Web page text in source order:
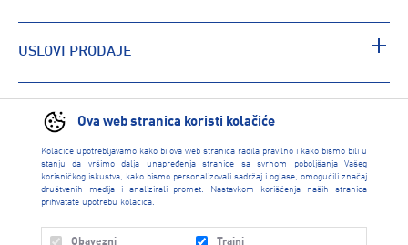
Ova web stranica koristi kolačiće
Kolačiće upotrebljavamo kako bi ova web stranica radila pravilno i kako bismo bili u
stanju da vršimo dalja unapređenja stranice sa svrhom poboljšanja Vašeg
korisničkog iskustva, kako bismo personalizovali sadržaj i oglase, omogućili značaj
društvenih medija i analizirali promet. Nastavkom korišćenja naših stranica
prihvatate upotrebu kolačića.
Obavezni Trajni
USLOVI PRODAJE
PRONAĐI RADNJU